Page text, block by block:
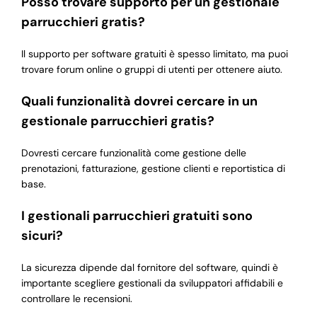
parrucchieri gratis?
Il supporto per software gratuiti è spesso limitato, ma puoi
trovare forum online o gruppi di utenti per ottenere aiuto.
Quali funzionalità dovrei cercare in un
gestionale parrucchieri gratis?
Dovresti cercare funzionalità come gestione delle
prenotazioni, fatturazione, gestione clienti e reportistica di
base.
I gestionali parrucchieri gratuiti sono
sicuri?
La sicurezza dipende dal fornitore del software, quindi è
importante scegliere gestionali da sviluppatori affidabili e
controllare le recensioni.